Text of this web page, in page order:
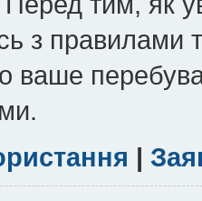
з правилами
ваше
|